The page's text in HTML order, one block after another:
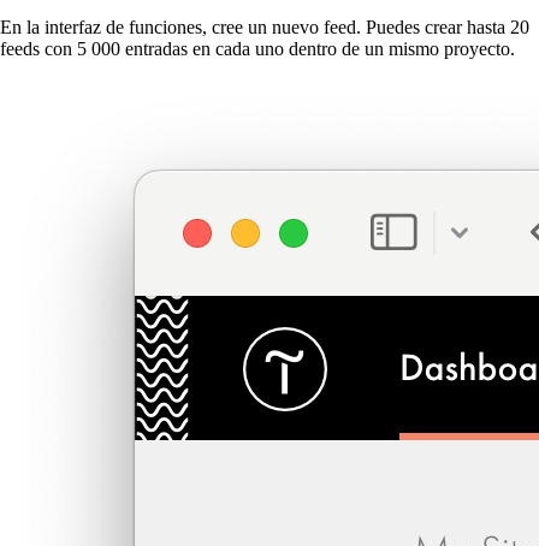
En la interfaz de funciones, cree un nuevo feed. Puedes crear hasta 20
feeds con 5 000 entradas en cada uno dentro de un mismo proyecto.